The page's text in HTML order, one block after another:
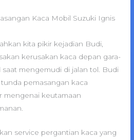
Kaca Mobil Suzuki Ignis
kita pikir kejadian Budi,
kerusakan kaca depan gara-
mengemudi di jalan tol. Budi
pemasangan kaca
mengenai keutamaan
service pergantian kaca yang